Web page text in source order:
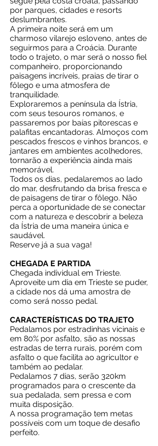
por parques, cidades e resorts
deslumbrantes.
A primeira noite será em um
charmoso vilarejo esloveno, antes de
seguirmos para a Croácia. Durante
todo o trajeto, o mar será o nosso fiel
companheiro, proporcionando
paisagens incríveis, praias de tirar o
fôlego e uma atmosfera de
tranquilidade.
Exploraremos a península da Ístria,
com seus tesouros romanos, e
passaremos por baías pitorescas e
palafitas encantadoras. Almoços com
pescados frescos e vinhos brancos, e
jantares em ambientes acolhedores,
tornarão a experiência ainda mais
memorável.
Todos os dias, pedalaremos ao lado
do mar, desfrutando da brisa fresca e
de paisagens de tirar o fôlego. Não
perca a oportunidade de se conectar
com a natureza e descobrir a beleza
da Ístria de uma maneira única e
saudável.
Reserve já a sua vaga!
CHEGADA E PARTIDA
Chegada individual em Trieste.
Aproveite um dia em Trieste se puder,
a cidade nos dá uma amostra de
como será nosso pedal.
CARACTERÍSTICAS DO TRAJETO
Pedalamos por estradinhas vicinais e
em 80% por asfalto, são as nossas
estradas de terra rurais, porém com
asfalto o que facilita ao agricultor e
também ao pedalar.
Pedalamos 7 dias, serão 320km
programados para o crescente da
sua pedalada, sem pressa e com
muita disposição.
A nossa programação tem metas
possíveis com um toque de desafio
perfeito.